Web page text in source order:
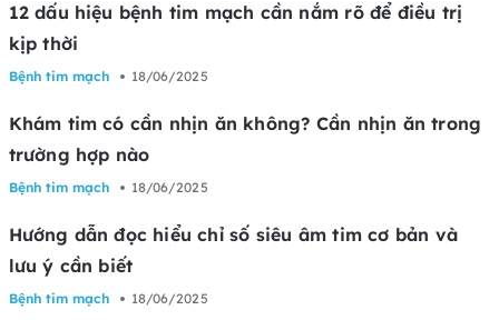
12 dấu hiệu bệnh tim mạch cần nắm rõ để điều trị
kịp thời
Bệnh tim mạch 18/06/2025
Khám tim có cần nhịn ăn không? Cần nhịn ăn trong
trường hợp nào
Bệnh tim mạch 18/06/2025
Hướng dẫn đọc hiểu chỉ số siêu âm tim cơ bản và
lưu ý cần biết
Bệnh tim mạch 18/06/2025